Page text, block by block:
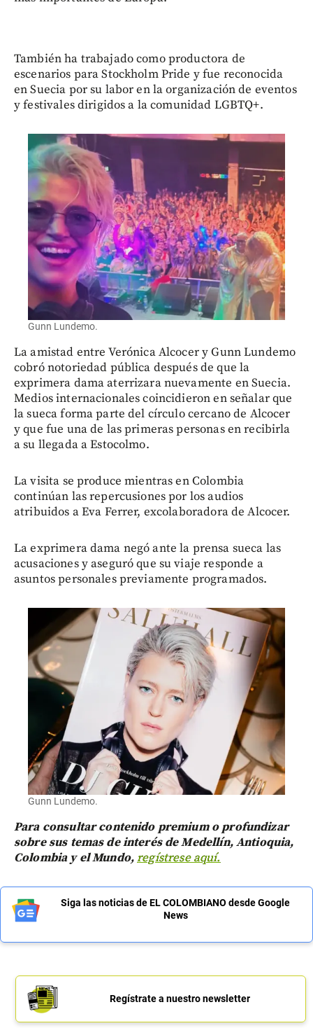
También ha trabajado como productora de
escenarios para Stockholm Pride y fue reconocida
en Suecia por su labor en la organización de eventos
y festivales dirigidos a la comunidad LGBTQ+.
Gunn Lundemo.
La amistad entre Verónica Alcocer y Gunn Lundemo
cobró notoriedad pública después de que la
exprimera dama aterrizara nuevamente en Suecia.
Medios internacionales coincidieron en señalar que
la sueca forma parte del círculo cercano de Alcocer
y que fue una de las primeras personas en recibirla
a su llegada a Estocolmo.
La visita se produce mientras en Colombia
continúan las repercusiones por los audios
atribuidos a Eva Ferrer, excolaboradora de Alcocer.
La exprimera dama negó ante la prensa sueca las
acusaciones y aseguró que su viaje responde a
asuntos personales previamente programados.
Gunn Lundemo.
Para consultar contenido premium o profundizar
sobre sus temas de interés de Medellín, Antioquia,
Colombia y el Mundo,regístrese aquí.
Siga las noticias de EL COLOMBIANO desde Google
News
Regístrate a nuestro newsletter